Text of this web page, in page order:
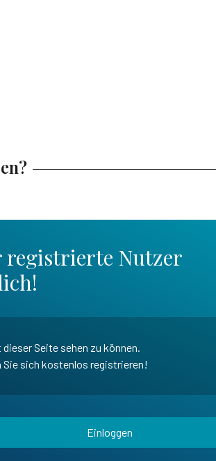
Nutzer
Seite sehen zu können.
Sie sich kostenlos registrieren!
Einloggen